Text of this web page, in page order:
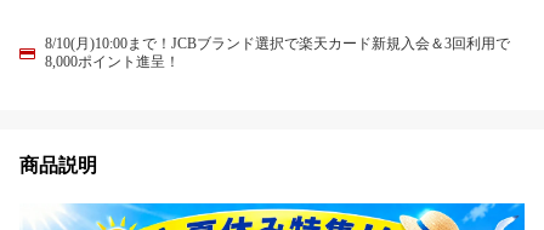
8/10(月)10:00まで！JCBブランド選択で楽天カード新規入会＆3回利用で
8,000ポイント進呈！
商品説明